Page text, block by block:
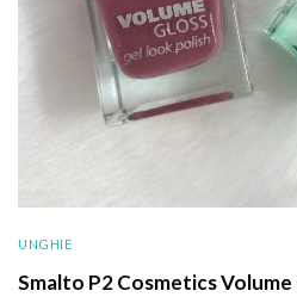
UNGHIE
Smalto P2 Cosmetics Volume